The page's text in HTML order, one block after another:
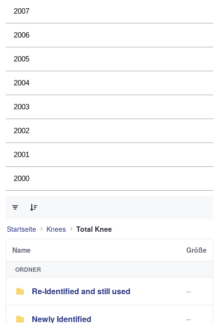
2007
2006
2005
2004
2003
2002
2001
2000
Startseite Knees Total Knee
Name Größe
ORDNER
Re-Identified and still used --
Newly Identified --